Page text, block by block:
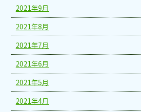
2021年9月
2021年8月
2021年7月
2021年6月
2021年5月
2021年4月